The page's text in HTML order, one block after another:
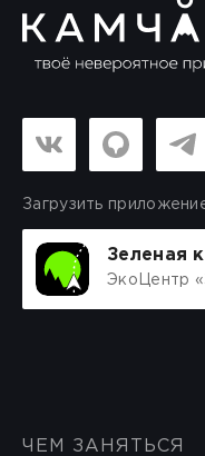
Загрузить
Зеленая
ЭкоЦентр
ЧЕМ ЗАНЯТЬСЯ